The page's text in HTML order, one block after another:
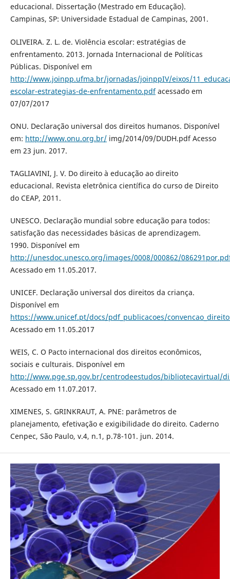
educacional. Dissertação (Mestrado em Educação).
Campinas, SP: Universidade Estadual de Campinas, 2001.
OLIVEIRA. Z. L. de. Violência escolar: estratégias de
enfrentamento. 2013. Jornada Internacional de Políticas
Públicas. Disponível em
http://www.joinpp.ufma.br/jornadas/joinppIV/eixos/
escolar-estrategias-de-enfrentamento.pdfacessado em
07/07/2017
ONU. Declaração universal dos direitos humanos. Disponível
em: http://www.onu.org.br/img/2014/09/DUDH.pdf Acesso
em 23 jun. 2017.
TAGLIAVINI, J. V. Do direito à educação ao direito
educacional. Revista eletrônica científica do curso de Direito
do CEAP, 2011.
UNESCO. Declaração mundial sobre educação para todos:
satisfação das necessidades básicas de aprendizagem.
1990. Disponível em
http://unesdoc.unesco.org/images/0008/000862/
Acessado em 11.05.2017.
UNICEF. Declaração universal dos direitos da criança.
Disponível em
https://www.unicef.pt/docs/pdf_publicacoes/
Acessado em 11.05.2017
WEIS, C. O Pacto internacional dos direitos econômicos,
sociais e culturais. Disponível em
http://www.pge.sp.gov.br/centrodeestudos/bibliotecavirtual/
Acessado em 11.07.2017.
XIMENES, S. GRINKRAUT, A. PNE: parâmetros de
planejamento, efetivação e exigibilidade do direito. Caderno
Cenpec, São Paulo, v.4, n.1, p.78-101. jun. 2014.